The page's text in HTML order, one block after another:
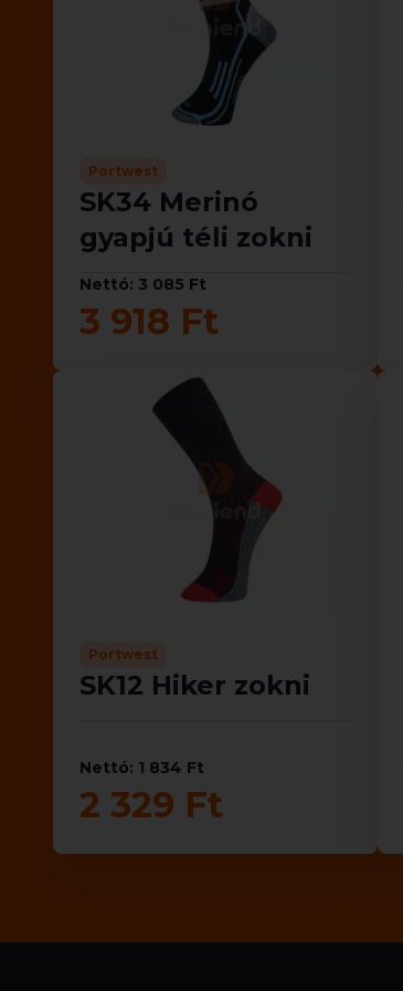
Portwest
SK34 Merinó
gyapjú téli zokni
Nettó: 3 085 Ft
3 918 Ft
Portwest
SK12 Hiker zokni
Nettó: 1 834 Ft
2 329 Ft